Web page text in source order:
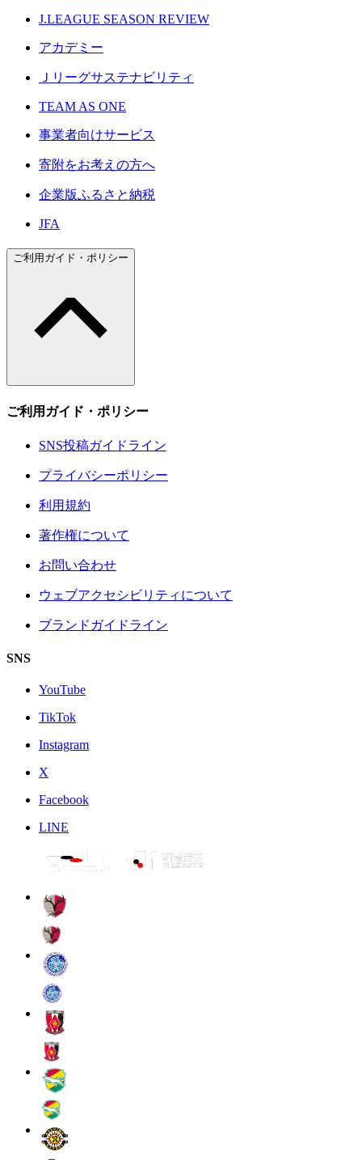
J.LEAGUE SEASON REVIEW
アカデミー
Ｊリーグサステナビリティ
TEAM AS ONE
事業者向けサービス
寄附をお考えの方へ
企業版ふるさと納税
JFA
ご利用ガイド・ポリシー
ご利用ガイド・ポリシー
SNS投稿ガイドライン
プライバシーポリシー
利用規約
著作権について
お問い合わせ
ウェブアクセシビリティについて
ブランドガイドライン
SNS
YouTube
TikTok
Instagram
X
Facebook
LINE